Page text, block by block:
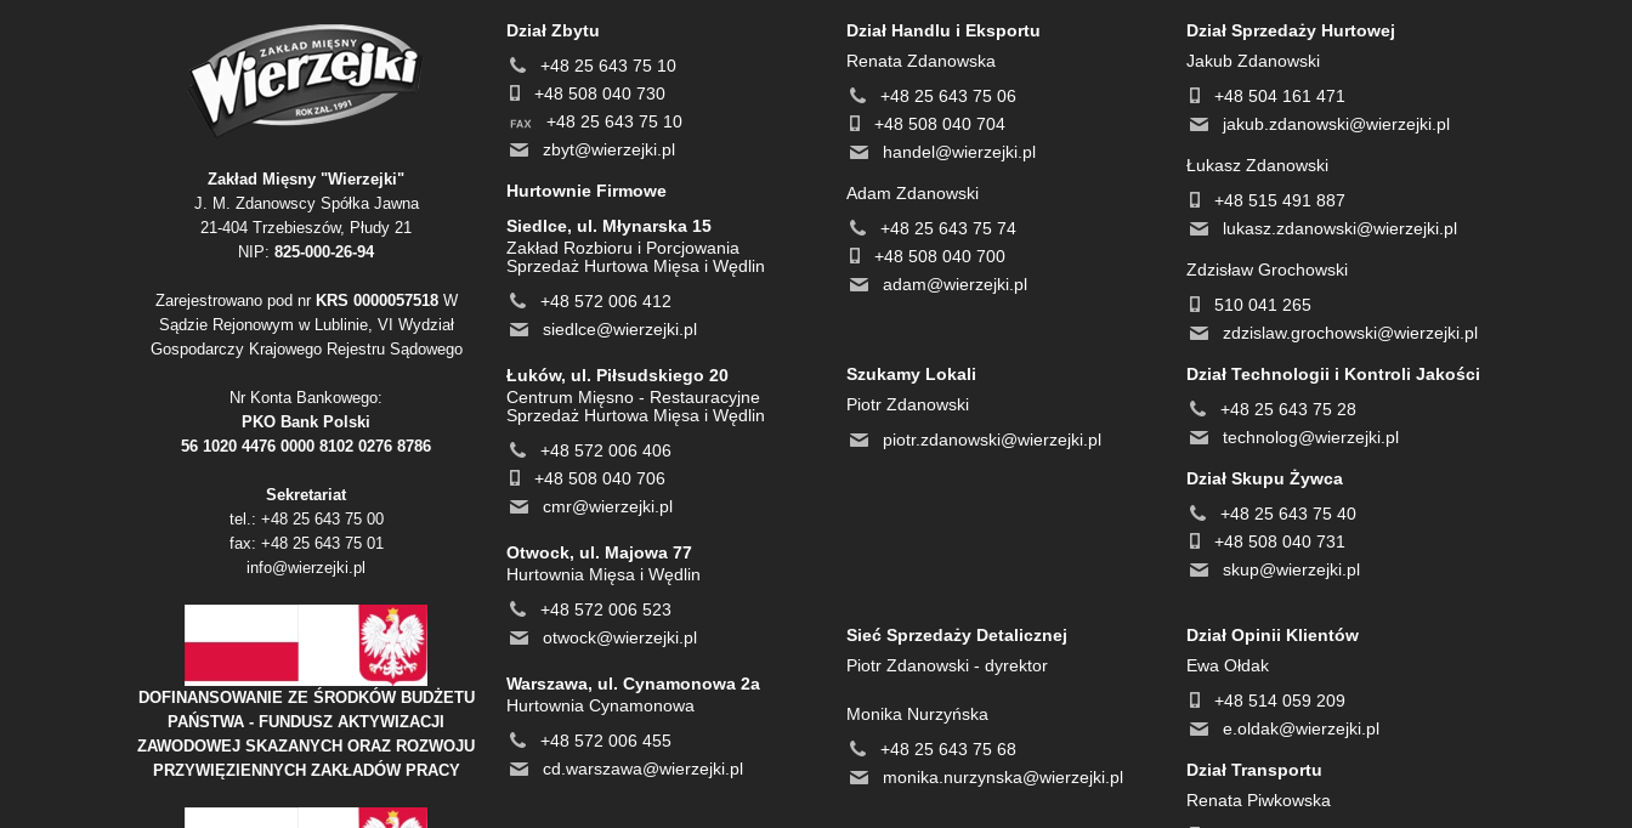
Zakład Mięsny "Wierzejki"
J. M. Zdanowscy Spółka Jawna
21-404 Trzebieszów, Płudy 21
NIP: 825-000-26-94
Zarejestrowano pod nr KRS 0000057518W
Sądzie Rejonowym w Lublinie, VI Wydział
Gospodarczy Krajowego Rejestru Sądowego
Nr Konta Bankowego:
PKO Bank Polski
56 1020 4476 0000 8102 0276 8786
Sekretariat
tel.: +48 25 643 75 00
fax: +48 25 643 75 01
info@wierzejki.pl
DOFINANSOWANIE ZE ŚRODKÓW BUDŻETU
PAŃSTWA - FUNDUSZ AKTYWIZACJI
ZAWODOWEJ SKAZANYCH ORAZ ROZWOJU
PRZYWIĘZIENNYCH ZAKŁADÓW PRACY
Dział Zbytu
+48 25 643 75 10
+48 508 040 730
+48 25 643 75 10
zbyt@wierzejki.pl
Hurtownie Firmowe
Siedlce, ul. Młynarska 15
Zakład Rozbioru i Porcjowania
Sprzedaż Hurtowa Mięsa i Wędlin
+48 572 006 412
siedlce@wierzejki.pl
Łuków, ul. Piłsudskiego 20
Centrum Mięsno - Restauracyjne
Sprzedaż Hurtowa Mięsa i Wędlin
+48 572 006 406
+48 508 040 706
cmr@wierzejki.pl
Otwock, ul. Majowa 77
Hurtownia Mięsa i Wędlin
+48 572 006 523
otwock@wierzejki.pl
Warszawa, ul. Cynamonowa 2a
Hurtownia Cynamonowa
+48 572 006 455
cd.warszawa@wierzejki.pl
Dział Handlu i Eksportu
Renata Zdanowska
+48 25 643 75 06
+48 508 040 704
handel@wierzejki.pl
Adam Zdanowski
+48 25 643 75 74
+48 508 040 700
adam@wierzejki.pl
Dział Sprzedaży Hurtowej
Jakub Zdanowski
+48 504 161 471
jakub.zdanowski@wierzejki.pl
Łukasz Zdanowski
+48 515 491 887
lukasz.zdanowski@wierzejki.pl
Zdzisław Grochowski
510 041 265
zdzislaw.grochowski@wierzejki.pl
Szukamy Lokali
Piotr Zdanowski
piotr.zdanowski@wierzejki.pl
Dział Technologii i Kontroli Jakości
+48 25 643 75 28
technolog@wierzejki.pl
Dział Skupu Żywca
+48 25 643 75 40
+48 508 040 731
skup@wierzejki.pl
Sieć Sprzedaży Detalicznej
Piotr Zdanowski - dyrektor
Monika Nurzyńska
+48 25 643 75 68
monika.nurzynska@wierzejki.pl
Dział Opinii Klientów
Ewa Ołdak
+48 514 059 209
e.oldak@wierzejki.pl
Dział Transportu
Renata Piwkowska